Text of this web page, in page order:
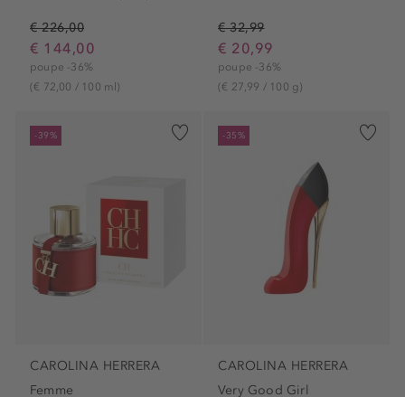
€ 226,00
€ 144,00
poupe -36%
(€ 72,00 / 100 ml)
€ 32,99
€ 20,99
poupe -36%
(€ 27,99 / 100 g)
-39%
CAROLINA HERRERA
Femme
-35%
CAROLINA HERRERA
Very Good Girl